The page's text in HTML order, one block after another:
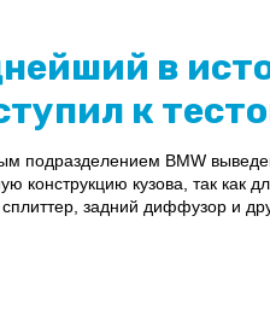
в
к
подразделением BMW
конструкцию кузова, так как
задний диффузор и